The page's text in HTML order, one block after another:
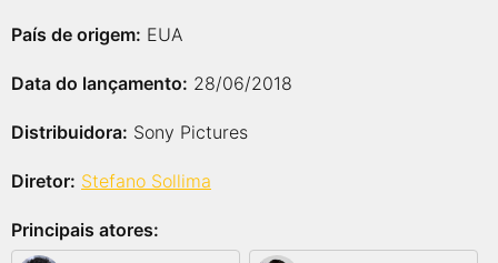
País de origem: EUA
Data do lançamento: 28/06/2018
Distribuidora: Sony Pictures
Diretor: Stefano Sollima
Principais atores: